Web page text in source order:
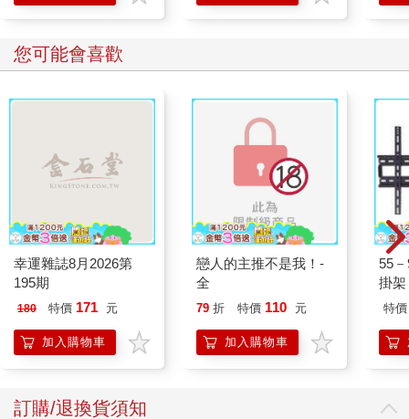
您可能會喜歡
幸運雜誌8月2026第
195期
180 特價 171 元
加入購物車
戀人的主推不是我！-
全
79 折 特價 110 元
加入購物車
55
掛架
特價
訂購/退換貨須知